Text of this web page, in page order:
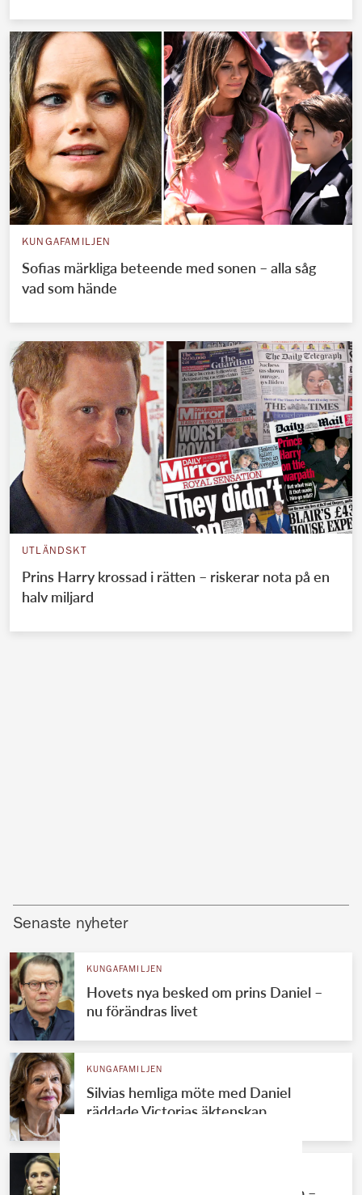
KUNGAFAMILJEN
Sofias märkliga beteende med sonen – alla såg
vad som hände
UTLÄNDSKT
Prins Harry krossad i rätten – riskerar nota på en
halv miljard
Senaste nyheter
KUNGAFAMILJEN
Hovets nya besked om prins Daniel –
nu förändras livet
KUNGAFAMILJEN
Silvias hemliga möte med Daniel
räddade Victorias äktenskap